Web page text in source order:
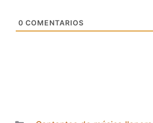
0 COMENTARIOS